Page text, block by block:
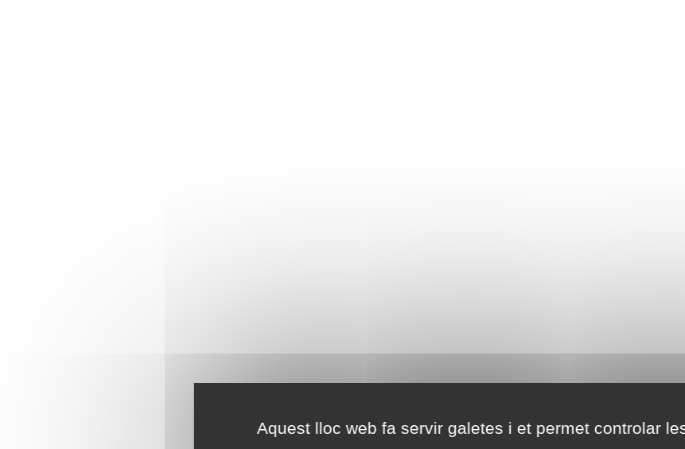
Aquest lloc web fa servir galetes i et permet controlar